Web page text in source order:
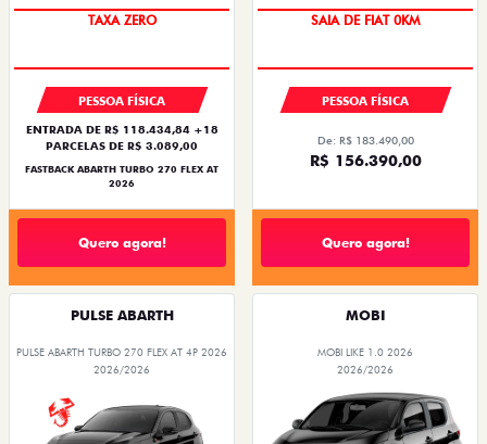
TAXA ZERO
PESSOA FÍSICA
ENTRADA DE R$ 118.434,84 +18
PARCELAS DE R$ 3.089,00
FASTBACK ABARTH TURBO 270 FLEX AT
2026
Quero agora!
SAIA DE FIAT 0KM
PESSOA FÍSICA
De: R$ 183.490,00
R$ 156.390,00
Quero agora!
PULSE ABARTH
PULSE ABARTH TURBO 270 FLEX AT 4P 2026
2026/2026
MOBI
MOBI LIKE 1.0 2026
2026/2026